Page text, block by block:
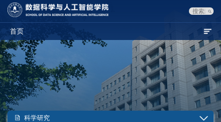
首页
科学研究